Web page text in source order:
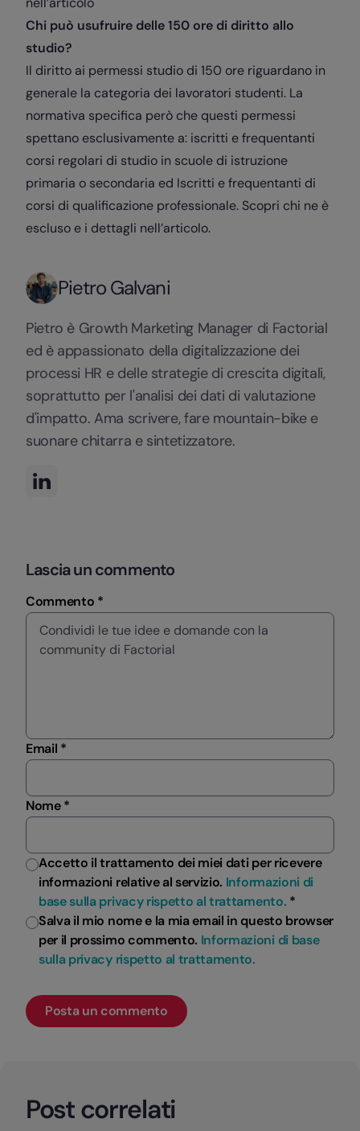
Chi può usufruire delle 150 ore di diritto allo
studio?
Il diritto ai permessi studio di 150 ore riguardano in
generale la categoria dei lavoratori studenti. La
normativa specifica però che questi permessi
spettano esclusivamente a: iscritti e frequentanti
corsi regolari di studio in scuole di istruzione
primaria o secondaria ed Iscritti e frequentanti di
corsi di qualificazione professionale. Scopri chi ne è
escluso e i dettagli nell’articolo.
Pietro Galvani
Pietro è Growth Marketing Manager di Factorial
ed è appassionato della digitalizzazione dei
processi HR e delle strategie di crescita digitali,
soprattutto per l'analisi dei dati di valutazione
d'impatto. Ama scrivere, fare mountain-bike e
suonare chitarra e sintetizzatore.
Lascia un commento
Commento *
Email *
Nome *
Accetto il trattamento dei miei dati per ricevere
informazioni relative al servizio. Informazioni di
base sulla privacy rispetto al trattamento. *
Salva il mio nome e la mia email in questo browser
per il prossimo commento. Informazioni di base
sulla privacy rispetto al trattamento.
Post correlati